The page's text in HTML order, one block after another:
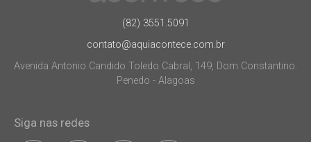
(82) 3551.5091
contato@aquiacontece.com.br
Avenida Antonio Candido Toledo Cabral, 149, Dom Constantino.
Penedo - Alagoas
Siga nas redes